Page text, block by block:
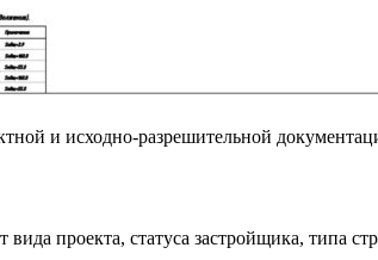
и исходно-разрешительной
проекта, статуса застройщика, типа